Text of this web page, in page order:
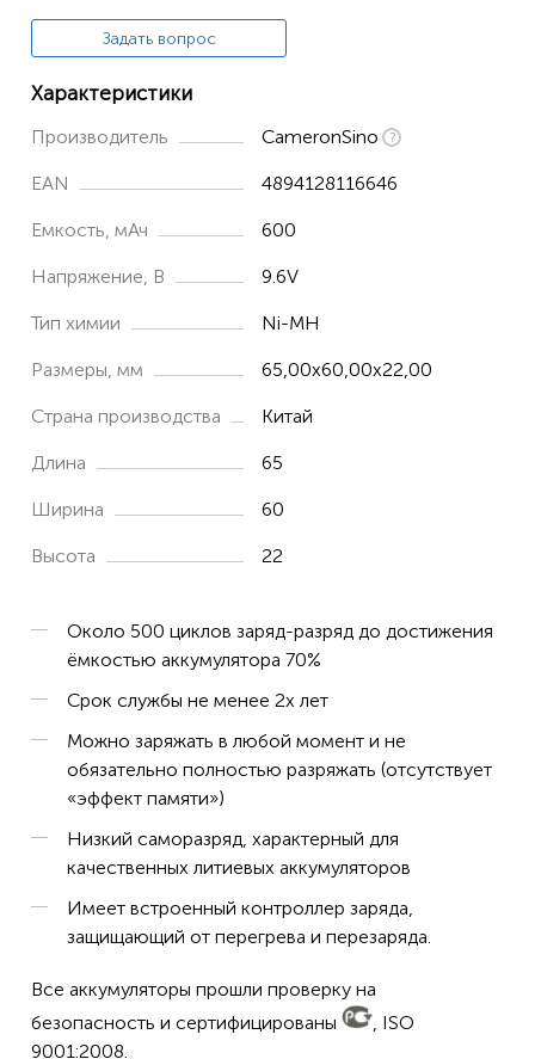
Задать вопрос
Характеристики
Производитель CameronSino
EAN 4894128116646
Емкость, мАч 600
Напряжение, В 9.6V
Тип химии Ni-MH
Размеры, мм 65,00x60,00x22,00
Страна производства Китай
Длина 65
Ширина 60
Высота 22
Около 500 циклов заряд-разряд до достижения
ёмкостью аккумулятора 70%
Срок службы не менее 2х лет
Можно заряжать в любой момент и не
обязательно полностью разряжать (отсутствует
«эффект памяти»)
Низкий саморазряд, характерный для
качественных литиевых аккумуляторов
Имеет встроенный контроллер заряда,
защищающий от перегрева и перезаряда.
Все аккумуляторы прошли проверку на
безопасность и сертифицированы
, ISO
9001:2008.